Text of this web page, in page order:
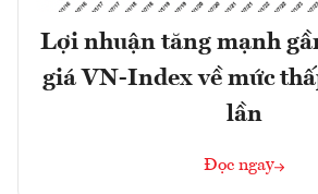
Lợi nhuận tăng mạnh
giá VN-Index về mức
lần
Đọc ngay